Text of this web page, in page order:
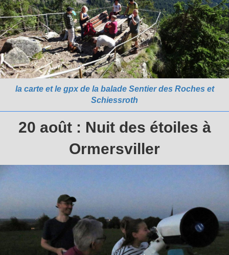
la carte et le gpx de la balade Sentier des Roches et
Schiessroth
20 août : Nuit des étoiles à
Ormersviller